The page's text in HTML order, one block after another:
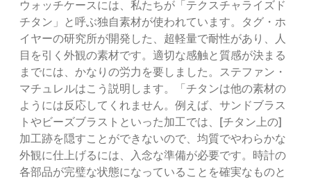
ウォッチケースには、私たちが「テクスチャライズド
チタン」と呼ぶ独自素材が使われています。タグ・ホ
イヤーの研究所が開発した、超軽量で耐性があり、人
目を引く外観の素材です。適切な感触と質感が決まる
までには、かなりの労力を要しました。ステファン・
マチュレルはこう説明します。「チタンは他の素材の
ようには反応してくれません。例えば、サンドブラス
トやビーズブラストといった加工では、[チタン上の]
加工跡を隠すことができないので、均質でやわらかな
外観に仕上げるには、入念な準備が必要です。時計の
各部品が完璧な状態になっていることを確実なものと